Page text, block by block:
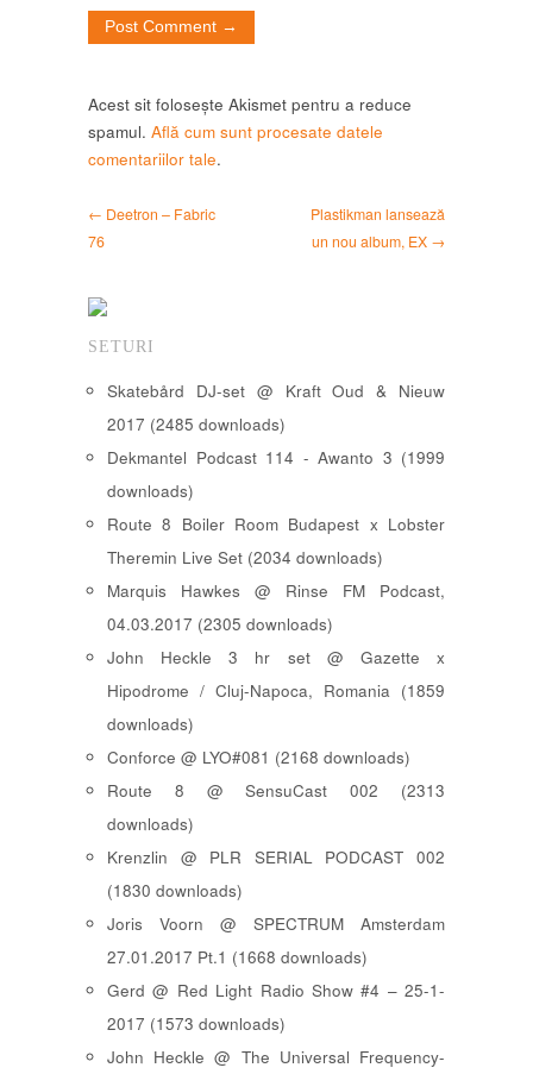
Acest sit folosește Akismet pentru a reduce
spamul. Află cum sunt procesate datele
comentariilor tale.
← Deetron – Fabric
76
Plastikman lansează
un nou album, EX →
SETURI
Skatebård DJ-set @ Kraft Oud & Nieuw
2017 (2485 downloads)
Dekmantel Podcast 114 - Awanto 3 (1999
downloads)
Route 8 Boiler Room Budapest x Lobster
Theremin Live Set (2034 downloads)
Marquis Hawkes @ Rinse FM Podcast,
04.03.2017 (2305 downloads)
John Heckle 3 hr set @ Gazette x
Hipodrome / Cluj-Napoca, Romania (1859
downloads)
Conforce @ LYO#081 (2168 downloads)
Route 8 @ SensuCast 002 (2313
downloads)
Krenzlin @ PLR SERIAL PODCAST 002
(1830 downloads)
Joris Voorn @ SPECTRUM Amsterdam
27.01.2017 Pt.1 (1668 downloads)
Gerd @ Red Light Radio Show #4 – 25-1-
2017 (1573 downloads)
John Heckle @ The Universal Frequency-